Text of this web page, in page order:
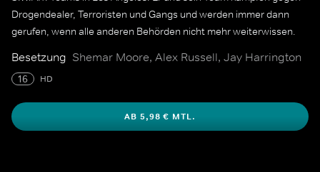
Drogendealer, Terroristen und Gangs und werden immer dann
gerufen, wenn alle anderen Behörden nicht mehr weiterwissen.
Besetzung Shemar Moore, Alex Russell, Jay Harrington
16 HD
AB 5,98 € MTL.